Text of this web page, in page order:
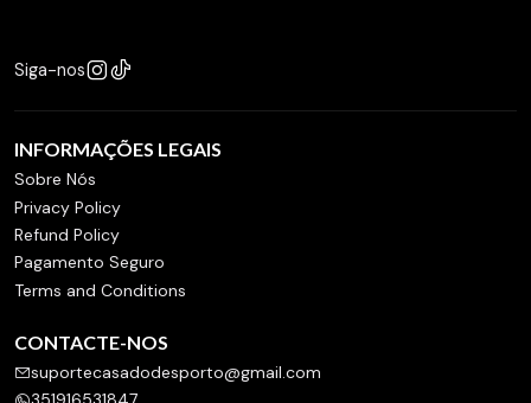
Siga-nos
INFORMAÇÕES LEGAIS
Sobre Nós
Privacy Policy
Refund Policy
Pagamento Seguro
Terms and Conditions
CONTACTE-NOS
suportecasadodesporto@gmail.com